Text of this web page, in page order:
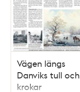
Vägen längs
Danviks tull och
krokar